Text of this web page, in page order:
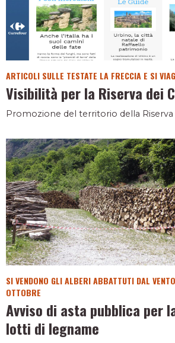
ARTICOLI SULLE TESTATE LA FRECCIA E SI
Visibilità per la Riserva dei
Promozione del territorio della Riserva
SI VENDONO GLI ALBERI ABBATTUTI DAL
OTTOBRE
Avviso di asta pubblica per
lotti di legname